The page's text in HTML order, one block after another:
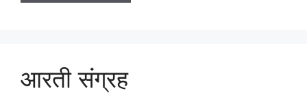
आरती संग्रह